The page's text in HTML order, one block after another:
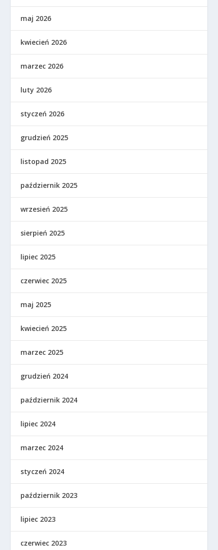
maj 2026
kwiecień 2026
marzec 2026
luty 2026
styczeń 2026
grudzień 2025
listopad 2025
październik 2025
wrzesień 2025
sierpień 2025
lipiec 2025
czerwiec 2025
maj 2025
kwiecień 2025
marzec 2025
grudzień 2024
październik 2024
lipiec 2024
marzec 2024
styczeń 2024
październik 2023
lipiec 2023
czerwiec 2023